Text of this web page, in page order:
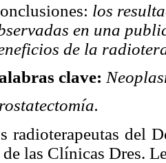
los
en una
de la
clave:
radioterapeutas del
las Clínicas Dres.